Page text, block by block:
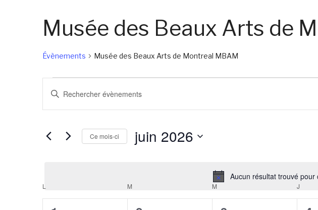
Musée des Beaux Arts de
Évènements Musée des Beaux Arts de Montreal MBAM
Évènements
Aucun résultat trouvé
Recherche
et
de
Saisir
Rechercher
Évènements
clé.
Ce mois-ci juin 2026
Calendrier
L M M J